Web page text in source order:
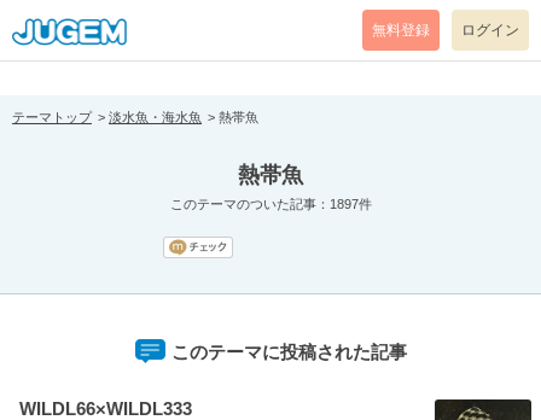
[pear_error: message="Success" code=0 mode=return level=notice
prefix="" info=""]
無料登録 ログイン
テーマトップ 淡水魚・海水魚 熱帯魚
熱帯魚
このテーマのついた記事：1897件
このテーマに投稿された記事
WILDL66×WILDL333